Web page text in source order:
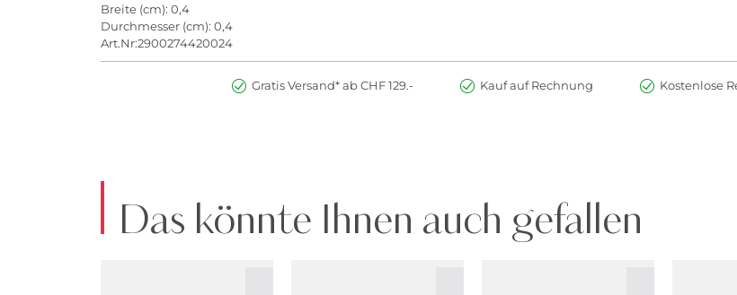
Breite (cm): 0,4
Durchmesser (cm): 0,4
Art.Nr:2900274420024
Gratis Versand* ab CHF 129.- Kauf auf Rechnung Kostenlose
Das könnte Ihnen auch gefallen